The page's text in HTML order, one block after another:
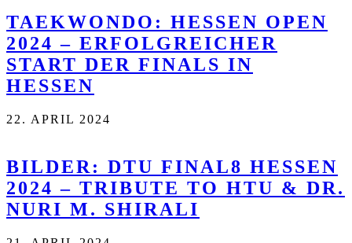
TAEKWONDO: HESSEN OPEN
2024 – ERFOLGREICHER
START DER FINALS IN
HESSEN
22. APRIL 2024
BILDER: DTU FINAL8 HESSEN
2024 – TRIBUTE TO HTU & DR.
NURI M. SHIRALI